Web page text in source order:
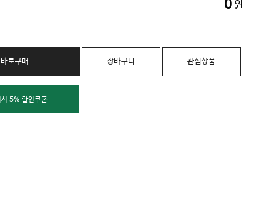
0원
바로구매 장바구니 관심상품